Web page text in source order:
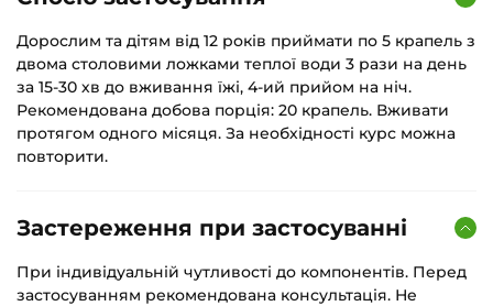
Дорослим та дітям від 12 років приймати по 5 крапель з
двома столовими ложками теплої води 3 рази на день
за 15-30 хв до вживання їжі, 4-ий прийом на ніч.
Рекомендована добова порція: 20 крапель. Вживати
протягом одного місяця. За необхідності курс можна
повторити.
Застереження при застосуванні
При індивідуальній чутливості до компонентів. Перед
застосуванням рекомендована консультація. Не